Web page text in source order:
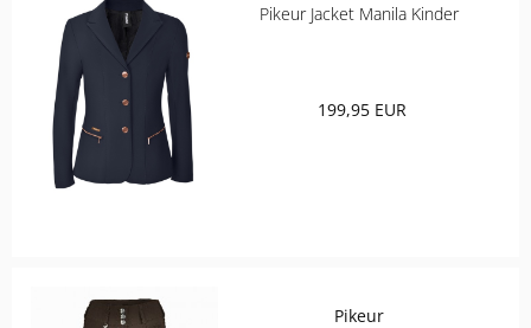
Pikeur Jacket Manila Kinder
199,95 EUR
Pikeur